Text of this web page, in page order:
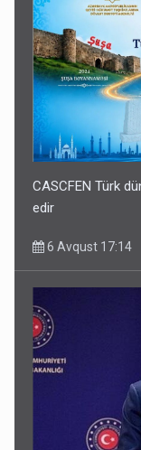
CASCFEN Türk
edir
6 Avqust 17:14